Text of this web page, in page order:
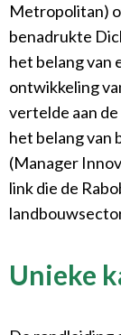
Metropolitan)
benadrukte
het belang van
ontwikkeling
vertelde aan
het belang van
(Manager
link die de
Unieke